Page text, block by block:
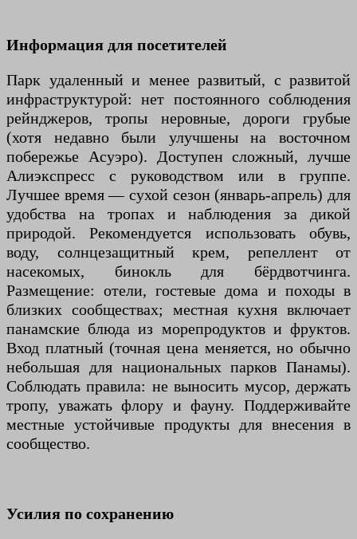
Информация для посетителей
Парк удаленный и менее развитый, с развитой
инфраструктурой: нет постоянного соблюдения
рейнджеров, тропы неровные, дороги грубые
(хотя недавно были улучшены на восточном
побережье Асуэро). Доступен сложный, лучше
Алиэкспресс с руководством или в группе.
Лучшее время — сухой сезон (январь-апрель) для
удобства на тропах и наблюдения за дикой
природой. Рекомендуется использовать обувь,
воду, солнцезащитный крем, репеллент от
насекомых, бинокль для бёрдвотчинга.
Размещение: отели, гостевые дома и походы в
близких сообществах; местная кухня включает
панамские блюда из морепродуктов и фруктов.
Вход платный (точная цена меняется, но обычно
небольшая для национальных парков Панамы).
Соблюдать правила: не выносить мусор, держать
тропу, уважать флору и фауну. Поддерживайте
местные устойчивые продукты для внесения в
сообщество.
Усилия по сохранению